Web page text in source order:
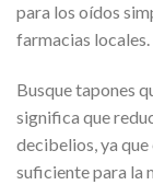
para los oídos
farmacias locales.
Busque tapones
significa que
decibelios, ya
suficiente para la